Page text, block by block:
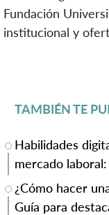
Fundación
institucional y
TAMBIÉN TE
Habilidades
mercado
¿Cómo hacer
Guía para